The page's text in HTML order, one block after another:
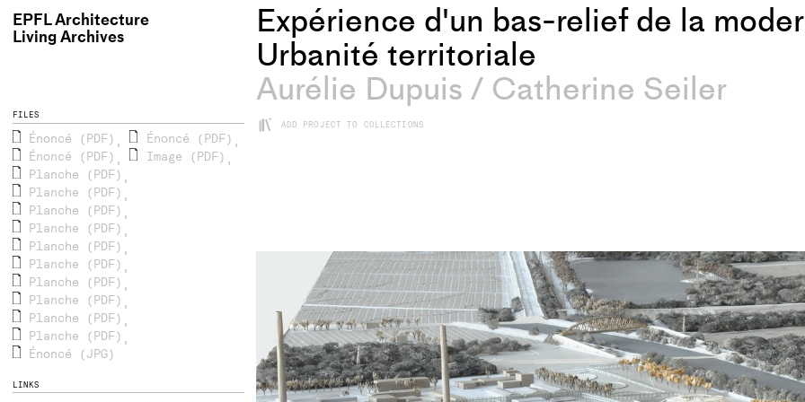
EPFL Architecture
Living Archives Expérience d'un bas-relief de la
Urbanité territoriale
Aurélie Dupuis/ Catherine Seiler
+
ADD PROJECT TO COLLECTIONS
FILES
Énoncé (PDF) , Énoncé (PDF) ,
Énoncé (PDF) , Image (PDF) ,
Planche (PDF) ,
Planche (PDF) ,
Planche (PDF) ,
Planche (PDF) ,
Planche (PDF) ,
Planche (PDF) ,
Planche (PDF) ,
Planche (PDF) ,
Planche (PDF) ,
Planche (PDF) ,
Énoncé (JPG)
LINKS